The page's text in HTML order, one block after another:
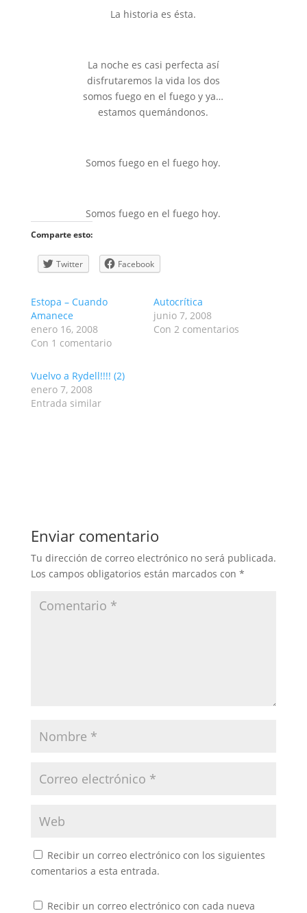
La historia es ésta.
La noche es casi perfecta así
disfrutaremos la vida los dos
somos fuego en el fuego y ya…
estamos quemándonos.
Somos fuego en el fuego hoy.
Somos fuego en el fuego hoy.
Comparte esto:
Twitter Facebook
Estopa – Cuando
Amanece
enero 16, 2008
Con 1 comentario
Autocrítica
junio 7, 2008
Con 2 comentarios
Vuelvo a Rydell!!!! (2)
enero 7, 2008
Entrada similar
Enviar comentario
Tu dirección de correo electrónico no será publicada.
Los campos obligatorios están marcados con *
Recibir un correo electrónico con los siguientes
comentarios a esta entrada.
Recibir un correo electrónico con cada nueva